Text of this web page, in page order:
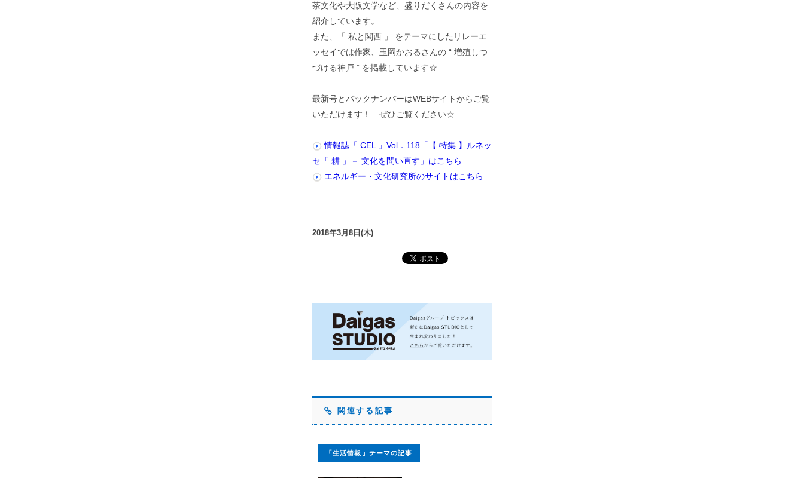
茶文化や大阪文学など、盛りだくさんの内容を
紹介しています。
また、「 私と関西 」 をテーマにしたリレーエ
ッセイでは作家、玉岡かおるさんの “ 増殖しつ
づける神戸 ” を掲載しています☆
最新号とバックナンバーはWEBサイトからご覧
いただけます！ ぜひご覧ください☆
情報誌「 CEL 」Vol．118「【 特集 】ルネッ
セ「 耕 」－ 文化を問い直す」はこちら
エネルギー・文化研究所のサイトはこちら
2018年3月8日(木)
関連する記事
「生活情報」テーマの記事